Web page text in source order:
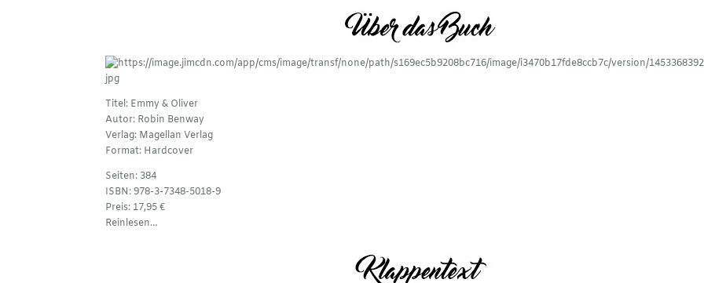
Titel: Emmy & Oliver
Autor: Robin Benway
Verlag: Magellan Verlag
Format: Hardcover
Seiten: 384
ISBN: 978-3-7348-5018-9
Preis: 17,95 €
Reinlesen…